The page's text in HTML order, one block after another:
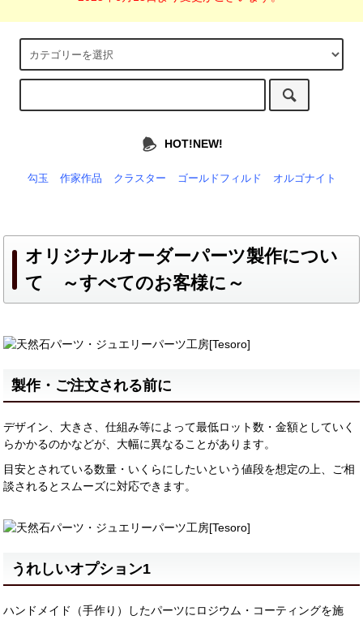
HOT!NEW!
勾玉 作家作品 クラスター ゴールドフィルド オルゴナイト
オリジナルオーダーパーツ製作につい
て ～すべてのお客様に～
製作・ご注文される前に
デザイン、大きさ、仕組み等によって最低ロット数・金額としていく
らかかるのかなどが、大幅に異なることがあります。
目安とされている数量・いくらにしたいという値段を想定の上、ご相
談されるとスムーズに対応できます。
うれしいオプション1
ハンドメイド（手作り）したパーツにロジウム・コーティングを施